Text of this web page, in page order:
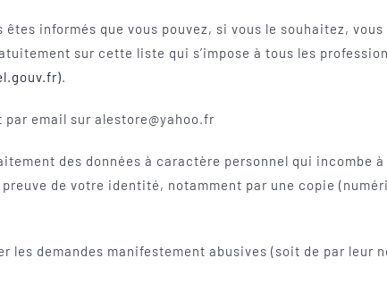
informés que vous pouvez, si vous le souhaitez,
sur cette liste qui s’impose à tous les
.
email sur alestore@yahoo.fr
des données à caractère personnel qui incombe à
de votre identité, notamment par une copie
les demandes manifestement abusives (soit de par leur